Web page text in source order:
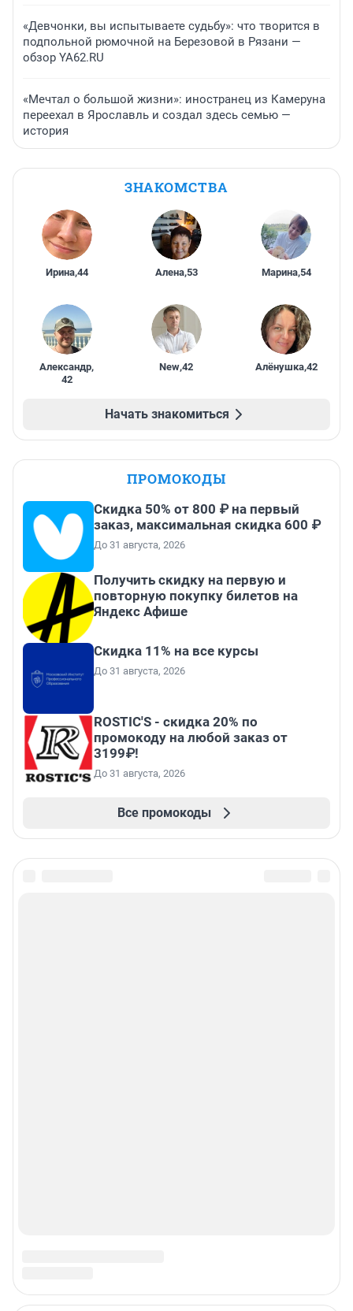
«Девчонки, вы испытываете судьбу»: что творится в
подпольной рюмочной на Березовой в Рязани —
обзор YA62.RU
«Мечтал о большой жизни»: иностранец из Камеруна
переехал в Ярославль и создал здесь семью —
история
ЗНАКОМСТВА
Ирина,44 Алена,53 Марина,54
Александр,
42
New,42 Алёнушка,42
Начать знакомиться
ПРОМОКОДЫ
Скидка 50% от 800 ₽ на первый
заказ, максимальная скидка 600 ₽
До 31 августа, 2026
Получить скидку на первую и
повторную покупку билетов на
Яндекс Афише
Скидка 11% на все курсы
До 31 августа, 2026
ROSTIC'S - скидка 20% по
промокоду на любой заказ от
3199₽!
До 31 августа, 2026
Все промокоды